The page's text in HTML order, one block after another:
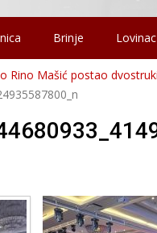
Brinje Lovinac
Rino Mašić postao